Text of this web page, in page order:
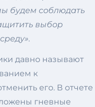
будем соблюдать
выбор
давно называют
к
его. В отчете
гневные